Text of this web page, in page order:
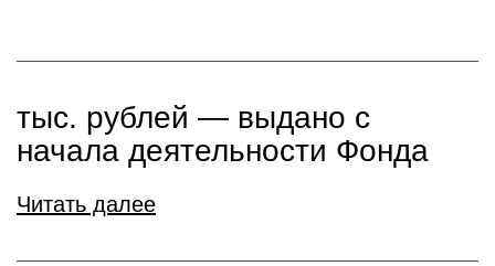
тыс. рублей ― выдано с
начала деятельности Фонда
Читать далее